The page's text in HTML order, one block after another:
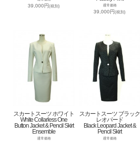
39,000円(税別) 通常価格
39,000円(税別)
スカートスーツ ホワイト
White Collarless One
Button Jacket & Pencil Skirt
Ensemble
通常価格
スカートスーツ ブラック
レオパード
Black Leopard Jacket &
Pencil Skirt
通常価格